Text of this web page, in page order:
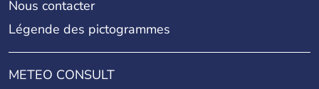
Nous contacter
Légende des pictogrammes
METEO CONSULT